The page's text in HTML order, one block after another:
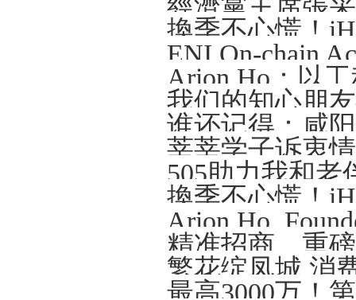
Arion Ho：以
我们的知心朋
谁还记得：咸
莘莘学子诉衷情
505助力我和老
精准招商、重
繁花绽凤城 消